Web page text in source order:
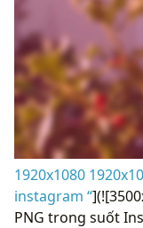
1920x1080
instagram “
PNG trong suốt